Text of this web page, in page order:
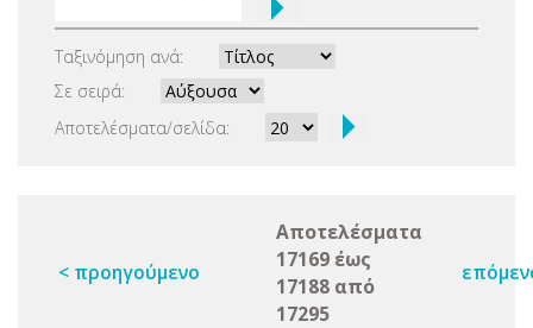
Ταξινόμηση ανά:
Σε σειρά:
Αποτελέσματα/σελίδα:
< προηγούμενο
Αποτελέσματα
17169 έως
17188 από
17295